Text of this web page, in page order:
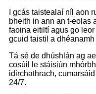
I gcás taistealaí níl aon
bheith in ann an t-eolas
faoina eitiltí agus go
gcuid taistil a
Tá sé de dhúshlán ag
cosúil le stáisiún
idirchathrach,
24/7.